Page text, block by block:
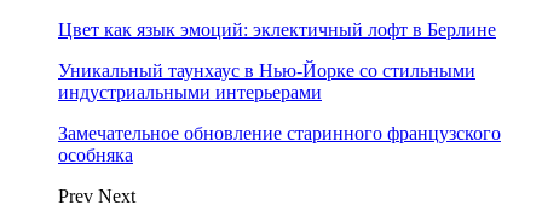
Цвет как язык эмоций: эклектичный лофт в Берлине
Уникальный таунхаус в Нью-Йорке со стильными
индустриальными интерьерами
Замечательное обновление старинного французского
особняка
Prev Next